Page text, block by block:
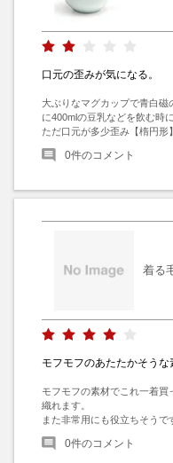
口元の歪みが気になる。
大ぶりなマグカップで青白磁
に400mlの豆乳などを飲む時
ただ口元が多少歪み【楕円形
0件のコメント
着る
モフモフのあたたかそうな
モフモフの素材でこれ一着
織れます。
また非常用にも役立ちそうで
0件のコメント